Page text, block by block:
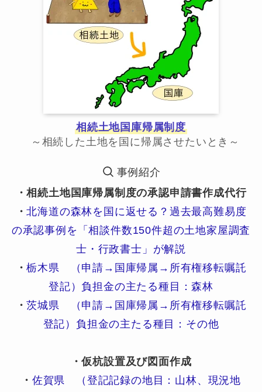
相続土地国庫帰属制度
～相続した土地を国に帰属させたいとき～
事例紹介
・相続土地国庫帰属制度の承認申請書作成代行
・北海道の森林を国に返せる？過去最高難易度
の承認事例を「相談件数150件超の土地家屋調査
士・行政書士」が解説
・栃木県 （申請→国庫帰属→所有権移転嘱託
登記）負担金の主たる種目：森林
・茨城県 （申請→国庫帰属→所有権移転嘱託
登記）負担金の主たる種目：その他
・仮杭設置及び図面作成
・ 佐賀県 （登記記録の地目：山林、現況地